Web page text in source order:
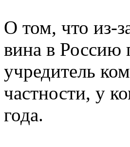
О том, что из-
вина в Россию
учредитель
частности, у
года.